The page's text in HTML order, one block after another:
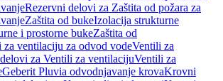
Rezervni delovi za Zaštita od požara za
Zaštita od bukeIzolacija strukturne
i prostorne bukeZaštita od
za ventilaciju za odvod vodeVentili za
za Ventili za ventilacijuVentili za
Geberit Pluvia odvodnjavanje krovaKrovni